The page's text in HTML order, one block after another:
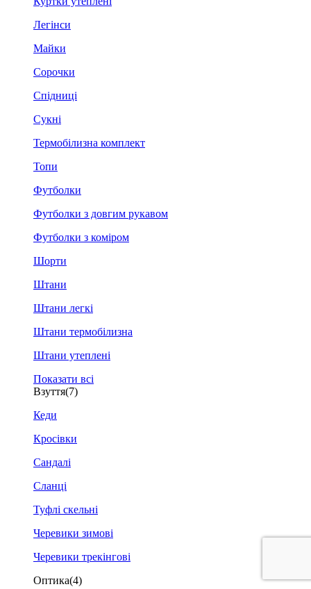
Легінси
Майки
Сорочки
Спідниці
Сукні
Термобілизна комплект
Топи
Футболки
Футболки з довгим рукавом
Футболки з коміром
Шорти
Штани
Штани легкі
Штани термобілизна
Штани утеплені
Показати всі
Взуття(7)
Кеди
Кросівки
Сандалі
Сланці
Туфлі скельні
Черевики зимові
Черевики трекінгові
Оптика(4)